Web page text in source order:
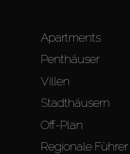
Apartments
Penthäuser
Villen
Stadthäusern
Off-Plan
Regionale Führer